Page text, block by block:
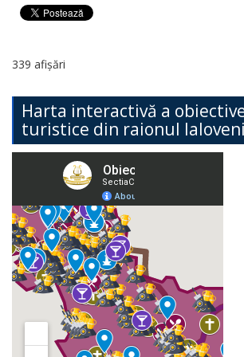
339 afișări
Harta interactivă a
turistice din raionul Ialoveni